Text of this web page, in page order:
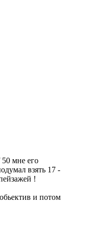
50 мне его
взять 17 -
!
и потом